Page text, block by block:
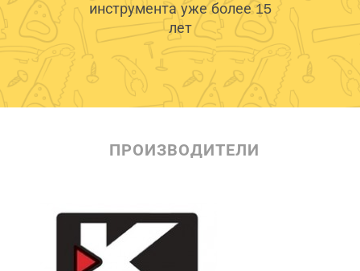
инструмента уже более 15
лет
ПРОИЗВОДИТЕЛИ